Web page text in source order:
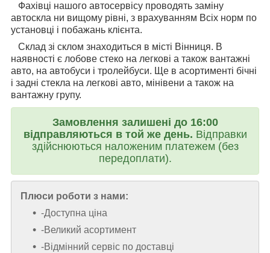
Фахівці нашого автосервісу проводять заміну
автоскла ни вищому рівні, з врахуванням Всіх норм по
установці і побажань клієнта.
Склад зі склом знаходиться в місті Вінниця. В
наявності є лобове стеко на легкові а також вантажні
авто, на автобуси і тролейбуси. Ще в асортименті бічні
і задні стекла на легкові авто, мінівени а також на
вантажну групу.
Замовлення залишені до 16:00
відправляються в той же день. Відправки
здійснюються наложеним платежем (без
передоплати).
Плюси роботи з нами:
-Доступна ціна
-Великий асортимент
-Відмінний сервіс по доставці